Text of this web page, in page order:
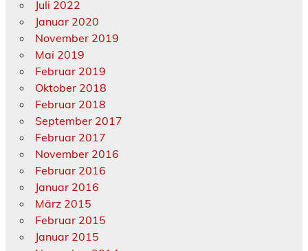
Juli 2022
Januar 2020
November 2019
Mai 2019
Februar 2019
Oktober 2018
Februar 2018
September 2017
Februar 2017
November 2016
Februar 2016
Januar 2016
März 2015
Februar 2015
Januar 2015